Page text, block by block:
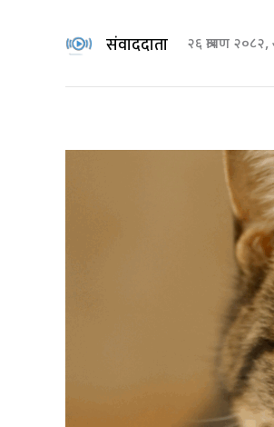
संवाददाता २६ श्रावण